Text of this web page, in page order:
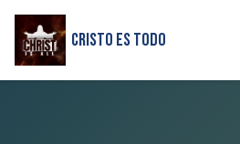
Cristo Es Todo